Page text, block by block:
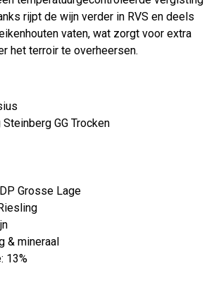
rijpt de wijn verder in RVS en deels
vaten, wat zorgt voor extra
het terroir te overheersen.
GG Trocken
Grosse Lage
& mineraal
13%